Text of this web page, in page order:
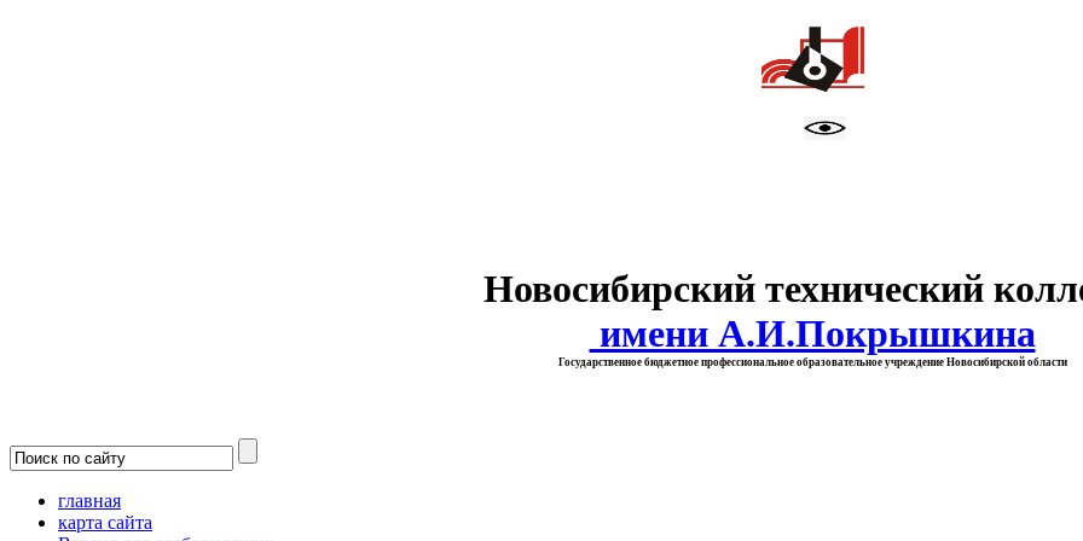
Новосибирский технический
имени А.И.Покрышкина
Государственное бюджетное профессиональное образовательное учреждение Новосибирской области
главная
карта сайта